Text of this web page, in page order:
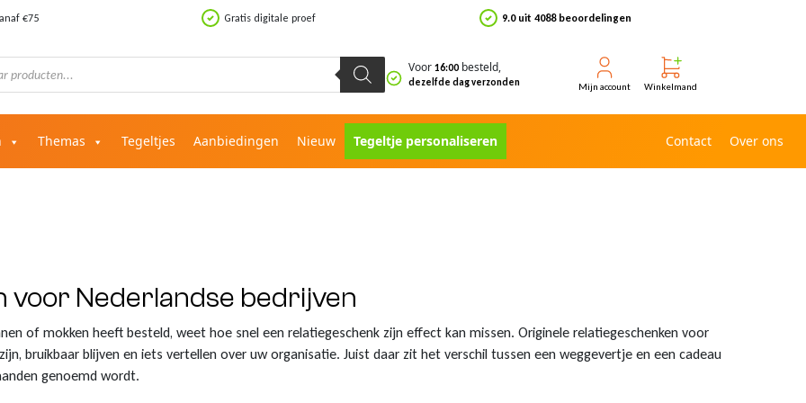
€75 Gratis digitale proef 9.0 uit 4088 beoordelingen
Voor16:00 besteld,
dezelfde dag verzonden Mijn account Winkelmand
Themas Tegeltjes Aanbiedingen Nieuw Over ons
Contact
Tegeltje personaliseren
voor Nederlandse bedrijven
of mokken heeft besteld, weet hoe snel een relatiegeschenk zijn effect kan missen. Originele relatiegeschenken voor
bruikbaar blijven en iets vertellen over uw organisatie. Juist daar zit het verschil tussen een weggevertje en een cadeau
genoemd wordt.